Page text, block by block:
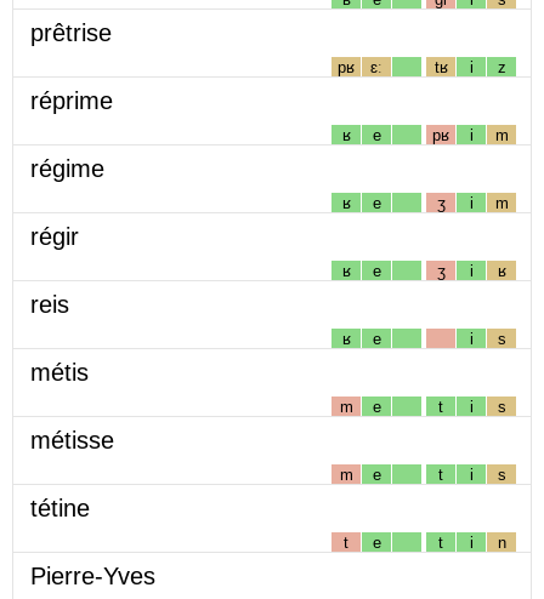
prêtrise
pʁ ɛː tʁ i z
réprime
ʁ e pʁ i m
régime
ʁ e ʒ i m
régir
ʁ e ʒ i ʁ
reis
ʁ e i s
métis
m e t i s
métisse
m e t i s
tétine
t e t i n
Pierre-Yves